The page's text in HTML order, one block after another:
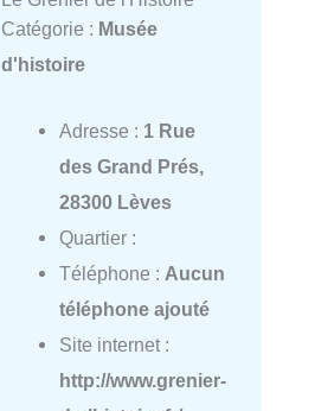
Catégorie : Musée
d'histoire
Adresse : 1 Rue
des Grand Prés,
28300 Lèves
Quartier :
Téléphone : Aucun
téléphone ajouté
Site internet :
http://www.grenier-